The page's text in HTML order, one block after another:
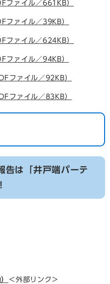
ファイル／661KB）
ファイル／39KB）
ファイル／624KB）
ファイル／94KB）
ファイル／92KB）
ファイル／83KB）
告は「井戸端パーテ
＜外部リンク＞